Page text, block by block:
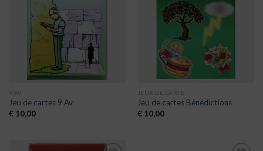
9 AV
Jeu de cartes 9 Av
€10,00
souhaits
JEUX DE CARTE
Jeu de cartes Bénédictions
€10,00